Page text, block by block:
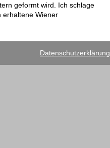
geformt wird. Ich schlage
erhaltene Wiener
Datenschutzerklärung